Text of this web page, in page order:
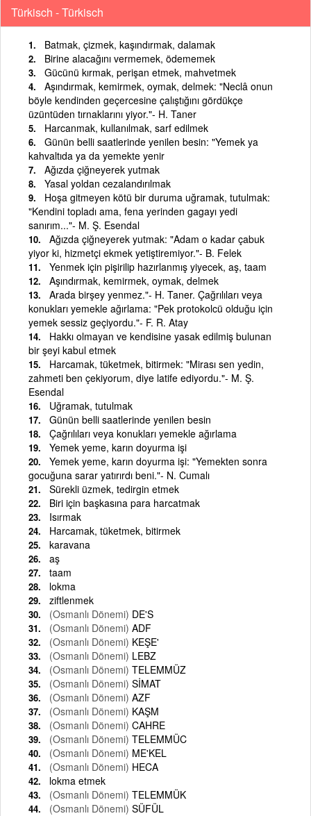
Türkisch - Türkisch
Batmak, çizmek, kaşındırmak, dalamak
Birine alacağını vermemek, ödememek
Gücünü kırmak, perişan etmek, mahvetmek
Aşındırmak, kemirmek, oymak, delmek: "Neclâ onun
böyle kendinden geçercesine çalıştığını gördükçe
üzüntüden tırnaklarını yiyor."- H. Taner
Harcanmak, kullanılmak, sarf edilmek
Günün belli saatlerinde yenilen besin: "Yemek ya
kahvaltıda ya da yemekte yenir
Ağızda çiğneyerek yutmak
Yasal yoldan cezalandırılmak
Hoşa gitmeyen kötü bir duruma uğramak, tutulmak:
"Kendini topladı ama, fena yerinden gagayı yedi
sanırım..."- M. Ş. Esendal
Ağızda çiğneyerek yutmak: "Adam o kadar çabuk
yiyor ki, hizmetçi ekmek yetiştiremiyor."- B. Felek
Yenmek için pişirilip hazırlanmış yiyecek, aş, taam
Aşındırmak, kemirmek, oymak, delmek
Arada birşey yenmez."- H. Taner. Çağrılıları veya
konukları yemekle ağırlama: "Pek protokolcü olduğu için
yemek sessiz geçiyordu."- F. R. Atay
Hakkı olmayan ve kendisine yasak edilmiş bulunan
bir şeyi kabul etmek
Harcamak, tüketmek, bitirmek: "Mirası sen yedin,
zahmeti ben çekiyorum, diye latife ediyordu."- M. Ş.
Esendal
Uğramak, tutulmak
Günün belli saatlerinde yenilen besin
Çağrılıları veya konukları yemekle ağırlama
Yemek yeme, karın doyurma işi
Yemek yeme, karın doyurma işi: "Yemekten sonra
gocuğuna sarar yatırırdı beni."- N. Cumalı
Sürekli üzmek, tedirgin etmek
Biri için başkasına para harcatmak
Isırmak
Harcamak, tüketmek, bitirmek
karavana
aş
taam
lokma
ziftlenmek
(Osmanlı Dönemi) DE'S
(Osmanlı Dönemi) ADF
(Osmanlı Dönemi) KEŞE'
(Osmanlı Dönemi) LEBZ
(Osmanlı Dönemi) TELEMMÜZ
(Osmanlı Dönemi) SİMAT
(Osmanlı Dönemi) AZF
(Osmanlı Dönemi) KAŞM
(Osmanlı Dönemi) CAHRE
(Osmanlı Dönemi) TELEMMÜC
(Osmanlı Dönemi) ME'KEL
(Osmanlı Dönemi) HECA
lokma etmek
(Osmanlı Dönemi) TELEMMÜK
(Osmanlı Dönemi) SÜFÜL